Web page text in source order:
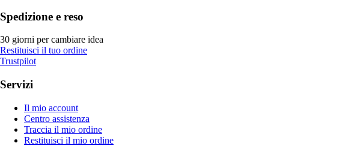
Spedizione e reso
30 giorni per cambiare idea
Restituisci il tuo ordine
Trustpilot
Servizi
Il mio account
Centro assistenza
Traccia il mio ordine
Restituisci il mio ordine